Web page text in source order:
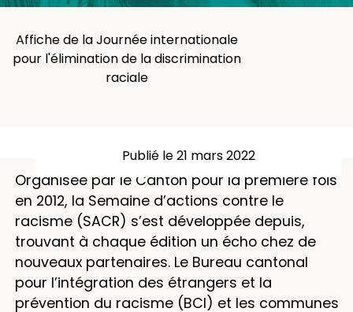
Affiche de la Journée internationale
pour l'élimination de la discrimination
raciale
Publié le 21 mars 2022
Organisée par le Canton pour la première fois
en 2012, la Semaine d’actions contre le
racisme (SACR) s’est développée depuis,
trouvant à chaque édition un écho chez de
nouveaux partenaires. Le Bureau cantonal
pour l’intégration des étrangers et la
prévention du racisme (BCI) et les communes